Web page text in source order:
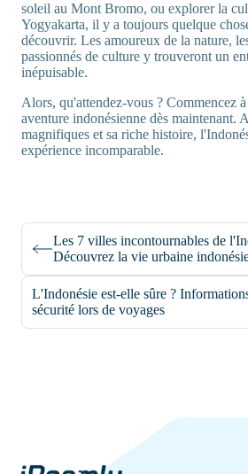
soleil au Mont Bromo, ou explorer la
Yogyakarta, il y a toujours quelque
découvrir. Les amoureux de la nature,
passionnés de culture y trouveront un
inépuisable.
Alors, qu'attendez-vous ? Commencez
aventure indonésienne dès maintenant.
magnifiques et sa riche histoire,
expérience incomparable.
Les 7 villes incontournables de
Découvrez la vie urbaine
L'Indonésie est-elle sûre ?
sécurité lors de voyages